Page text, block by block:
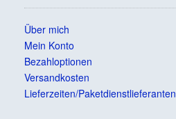
Über mich
Mein Konto
Bezahloptionen
Versandkosten
Lieferzeiten/Paketdienstlieferanten